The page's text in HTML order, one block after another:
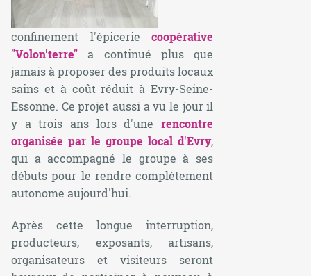
confinement l'épiceriecoopérative
"Volon'terre" a continué plus que
jamais à proposer des produits locaux
sains et à coût réduit à Evry-Seine-
Essonne. Ce projet aussi a vu le jour il
y a trois ans lors d'unerencontre
organisée par le groupe local d'Evry,
qui a accompagné le groupe à ses
débuts pour le rendre complétement
autonome aujourd'hui.
Après cette longue interruption,
producteurs, exposants, artisans,
organisateurs et visiteurs seront